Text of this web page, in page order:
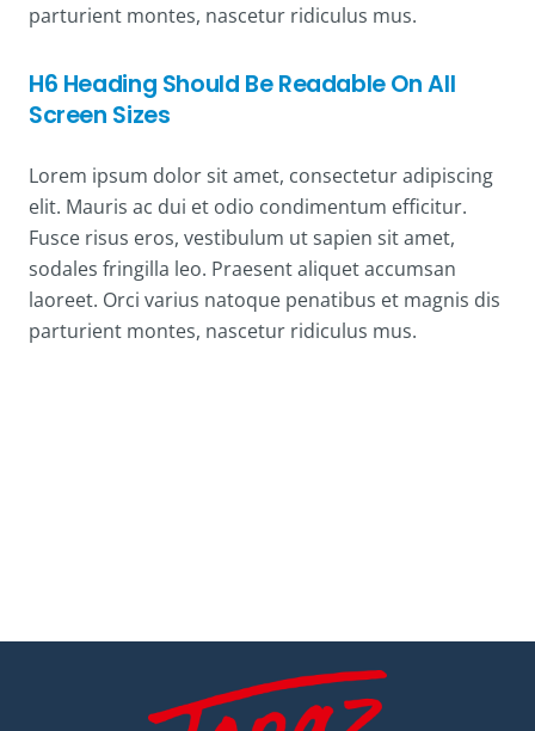
parturient montes, nascetur ridiculus mus.
H6 Heading Should Be Readable On All
Screen Sizes
Lorem ipsum dolor sit amet, consectetur adipiscing
elit. Mauris ac dui et odio condimentum efficitur.
Fusce risus eros, vestibulum ut sapien sit amet,
sodales fringilla leo. Praesent aliquet accumsan
laoreet. Orci varius natoque penatibus et magnis dis
parturient montes, nascetur ridiculus mus.